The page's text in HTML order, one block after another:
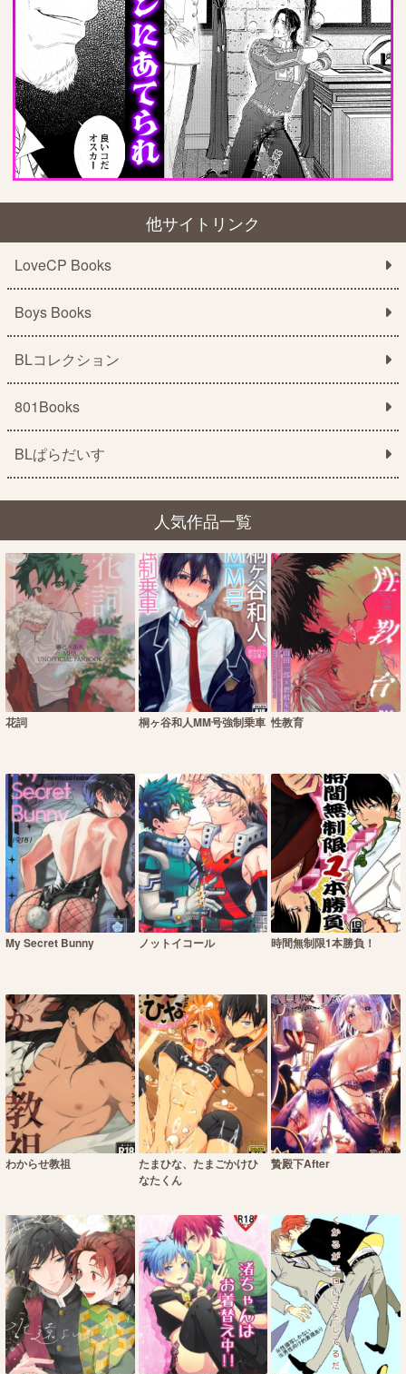
他サイトリンク
LoveCP Books
Boys Books
BLコレクション
801Books
BLぱらだいす
人気作品一覧
花詞 桐ヶ谷和人MM号強制乗車 性教育
My Secret Bunny ノットイコール 時間無制限1本勝負！
わからせ教祖
たまひな、たまごかけひ
なたくん
贄殿下After